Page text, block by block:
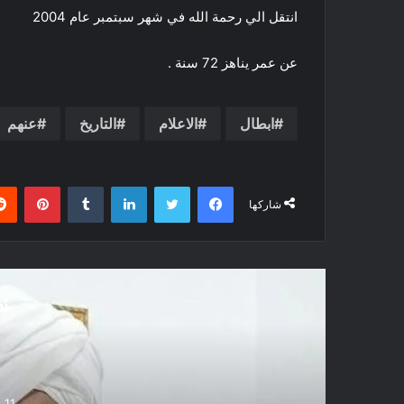
انتقل الي رحمة الله في شهر سبتمبر عام 2004
عن عمر يناهز 72 سنة .
ابطال الاعلام التاريخ عنهم
شاركها
فيسبوك تويتر لينكدإن